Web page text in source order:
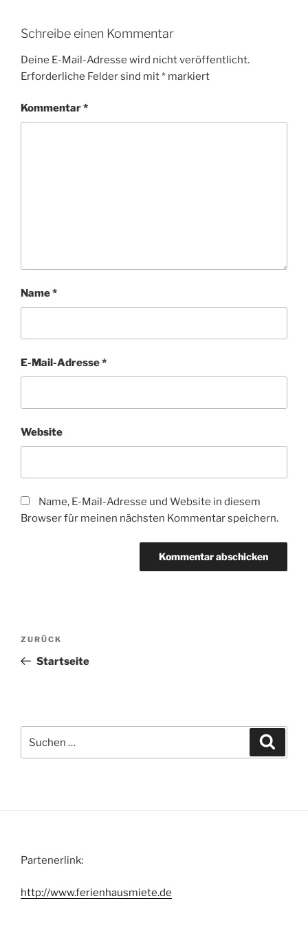
Schreibe einen Kommentar
Deine E-Mail-Adresse wird nicht veröffentlicht.
Erforderliche Felder sind mit* markiert
Kommentar*
Name*
E-Mail-Adresse*
Website
Name, E-Mail-Adresse und Website in diesem
Browser für meinen nächsten Kommentar speichern.
Beitragsnavigation
Vorheriger
Beitrag
ZURÜCK
Startseite
nach:
Partenerlink:
http://www.ferienhausmiete.de